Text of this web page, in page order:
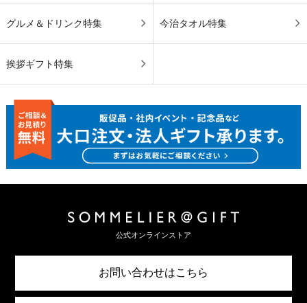
グルメ＆ドリンク特集 今治タオル特集
挨拶ギフト特集
公式オンラインストア
お問い合わせはこちら